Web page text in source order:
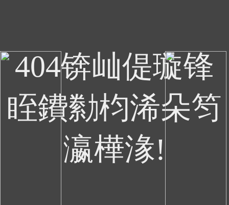
404锛屾偍璇锋
眰鐨勬枃浠朵笉
瀛樺湪!